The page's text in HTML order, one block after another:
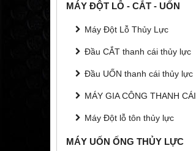
MÁY ĐỘT LỖ - CẮT - UỐN
Máy Đột Lỗ Thủy Lực
Đầu CẮT thanh cái thủy lực
Đầu UỐN thanh cái thủy lực
MÁY GIA CÔNG THANH CÁI
Máy Đột lỗ tôn thủy lực
MÁY UỐN ỐNG THỦY LỰC